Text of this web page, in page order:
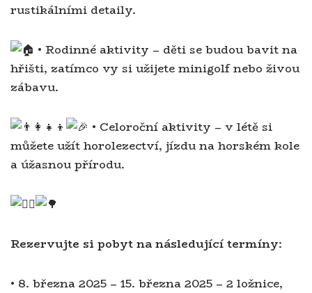
rustikálními detaily.
• Rodinné aktivity – děti se budou bavit na
hřišti, zatímco vy si užijete minigolf nebo živou
zábavu.
• Celoroční aktivity – v létě si
můžete užít horolezectví, jízdu na horském kole
a úžasnou přírodu.
Rezervujte si pobyt na následující termíny:
• 8. března 2025 – 15. března 2025 – 2 ložnice,